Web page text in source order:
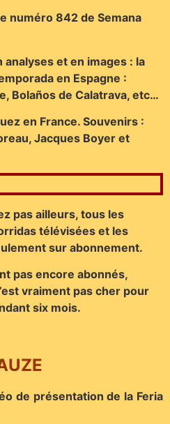
numéro 842 de Semana
et en images : la
en Espagne :
Bolaños de Calatrava, etc…
en France. Souvenirs :
Jacques Boyer et
pas ailleurs, tous les
télévisées et les
sur abonnement.
pas encore abonnés,
vraiment pas cher pour
six mois.
de présentation de la Feria